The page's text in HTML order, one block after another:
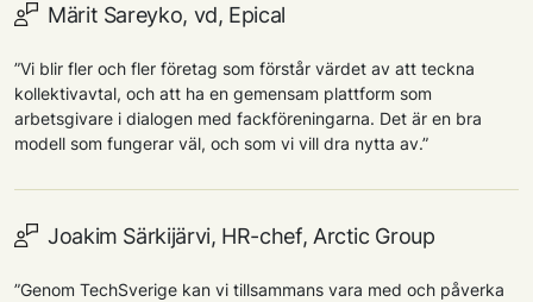
Märit Sareyko, vd, Epical
”Vi blir fler och fler företag som förstår värdet av att teckna
kollektivavtal, och att ha en gemensam plattform som
arbetsgivare i dialogen med fackföreningarna. Det är en bra
modell som fungerar väl, och som vi vill dra nytta av.”
Joakim Särkijärvi, HR-chef, Arctic Group
”Genom TechSverige kan vi tillsammans vara med och påverka